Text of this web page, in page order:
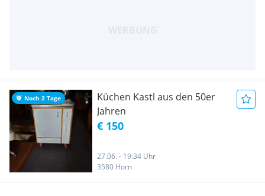
Noch 2 Tage
Küchen Kastl aus den 50er
Jahren
€ 150
27.06. - 19:34 Uhr
3580 Horn